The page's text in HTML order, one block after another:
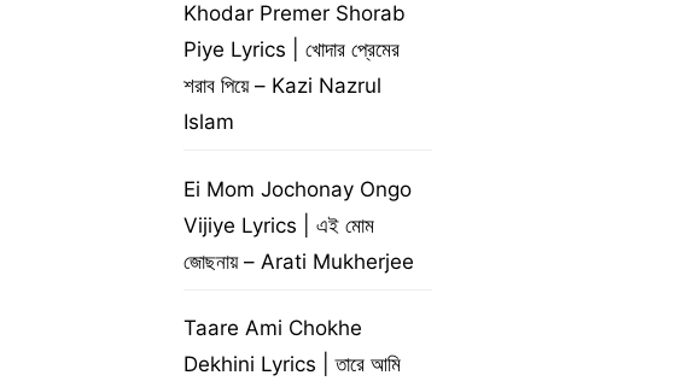
Khodar Premer Shorab
Piye Lyrics | খোদার প্রেমের
শরাব পিয়ে – Kazi Nazrul
Islam
Ei Mom Jochonay Ongo
Vijiye Lyrics | এই মোম
জোছনায় – Arati Mukherjee
Taare Ami Chokhe
Dekhini Lyrics | তারে আমি